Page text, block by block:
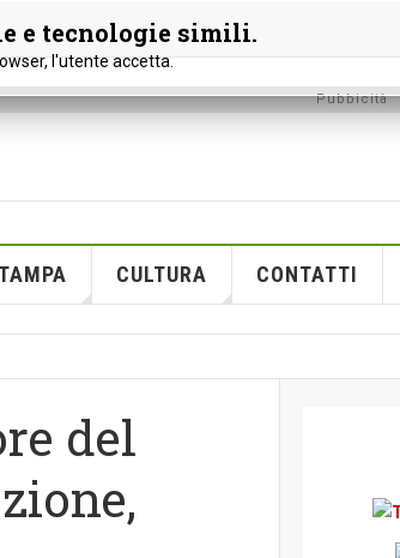
e tecnologie simili.
l'utente accetta.
Pubbicità
CULTURA CONTATTI
del